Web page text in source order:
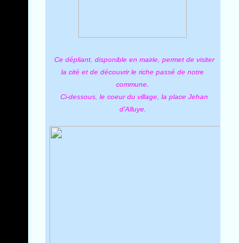
Ce dépliant, disponible en mairie, permet de visiter
la cité et de découvrir le riche passé de notre
commune.
Ci-dessous, le coeur du village, la place Jehan
d'Alluye.